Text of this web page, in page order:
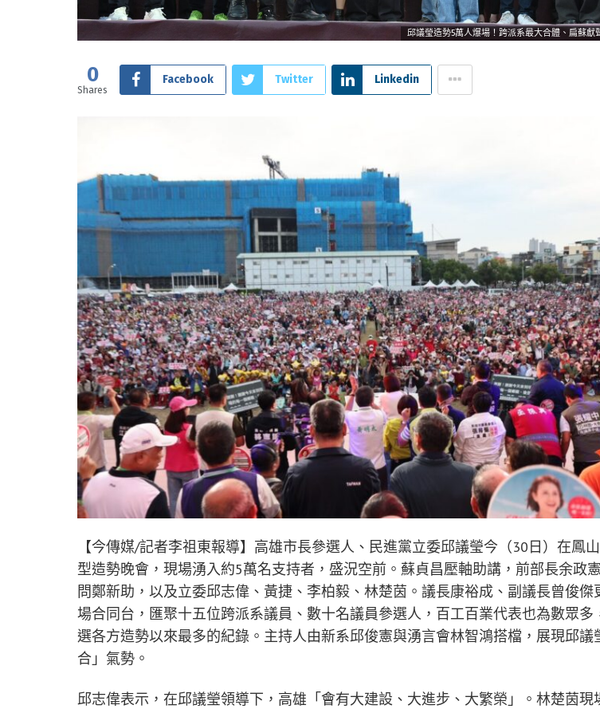
邱議瑩造勢5萬人爆場！跨派系最大合體、扁蘇獻
0
Shares
Facebook Twitter Linkedin
【今傳媒/記者李祖東報導】高雄市長參選人、民進黨立委邱議瑩今（30日）在鳳
型造勢晚會，現場湧入約5萬名支持者，盛況空前。蘇貞昌壓軸助講，前部長余政
問鄭新助，以及立委邱志偉、黃捷、李柏毅、林楚茵。議長康裕成、副議長曾俊傑
場合同台，匯聚十五位跨派系議員、數十名議員參選人，百工百業代表也為數眾多
選各方造勢以來最多的紀錄。主持人由新系邱俊憲與湧言會林智鴻搭檔，展現邱議
合」氣勢。
邱志偉表示，在邱議瑩領導下，高雄「會有大建設、大進步、大繁榮」。林楚茵現